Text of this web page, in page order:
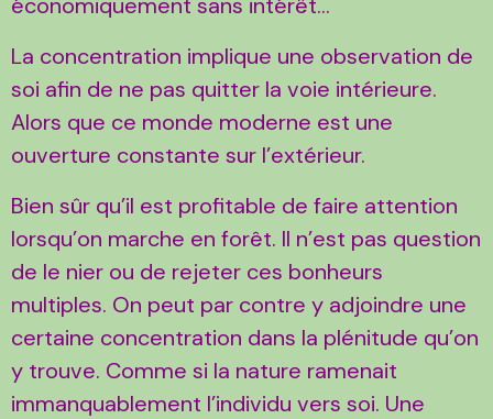
La concentration implique une observation de
soi afin de ne pas quitter la voie intérieure.
Alors que ce monde moderne est une
ouverture constante sur l’extérieur.
Bien sûr qu’il est profitable de faire attention
lorsqu’on marche en forêt. Il n’est pas question
de le nier ou de rejeter ces bonheurs
multiples. On peut par contre y adjoindre une
certaine concentration dans la plénitude qu’on
y trouve. Comme si la nature ramenait
immanquablement l’individu vers soi. Une